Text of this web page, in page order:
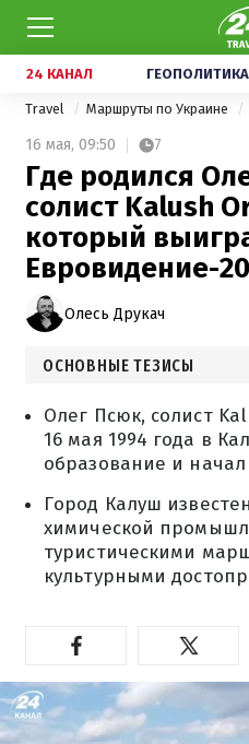
24 КАНАЛ ГЕОПОЛИТИКА
Travel Маршруты по Украине
16 мая, 09:50 7
Где родился
солист Kalush
который
Евровидение-
Олесь Друкач
ОСНОВНЫЕ ТЕЗИСЫ
Олег Псюк, солист
16 мая 1994 года в
образование и
Город Калуш
химической
туристическими
культурными